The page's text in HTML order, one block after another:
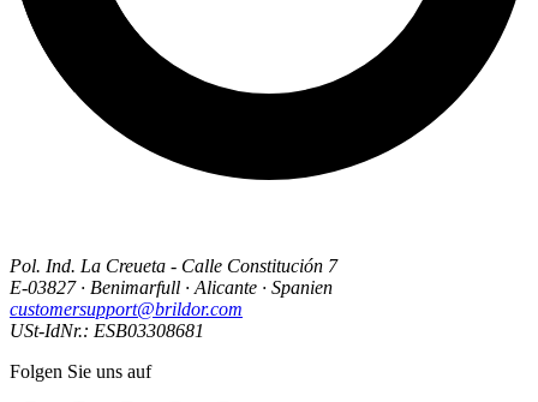
Pol. Ind. La Creueta - Calle Constitución 7
E-03827 · Benimarfull · Alicante · Spanien
customersupport@brildor.com
USt-IdNr.: ESB03308681
Folgen Sie uns auf